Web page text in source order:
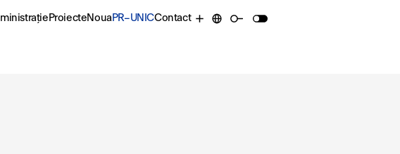
ProiecteNouaPR–UNICContact